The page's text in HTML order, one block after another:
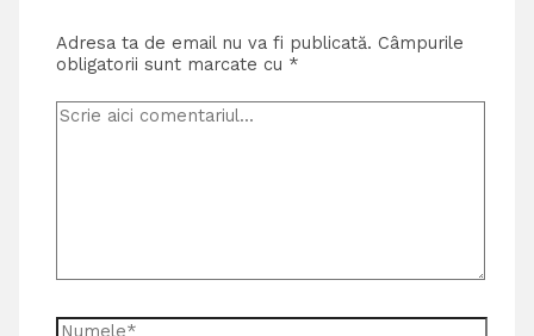
Adresa ta de email nu va fi publicată. Câmpurile
obligatorii sunt marcate cu *